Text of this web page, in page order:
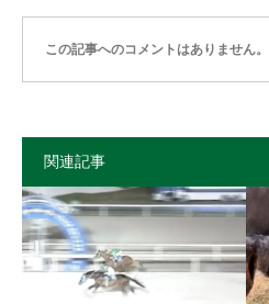
この記事へのコメントはありません。
関連記事